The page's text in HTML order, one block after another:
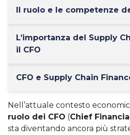
Il ruolo e le competenze
L’importanza del Supply
il CFO
CFO e Supply Chain
Nell’attuale contesto
ruolo dei CFO (Chief
sta diventando ancora più